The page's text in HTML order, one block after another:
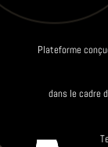
Plateforme
dans le cadre